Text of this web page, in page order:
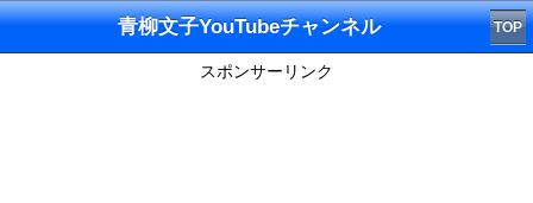
青柳文子YouTubeチャンネル TOP
スポンサーリンク